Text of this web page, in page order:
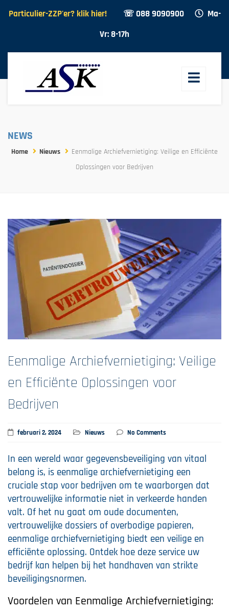
Particulier-ZZP'er? klik hier! ☏ 088 9090900
Ma-
Vr: 8-17h
NEWS
Home Nieuws
Eenmalige Archiefvernietiging: Veilige en Efficiënte
Oplossingen voor Bedrijven
Eenmalige Archiefvernietiging: Veilige
en Efficiënte Oplossingen voor
Bedrijven
februari 2, 2024 Nieuws No Comments
In een wereld waar gegevensbeveiliging van vitaal
belang is, is eenmalige archiefvernietiging een
cruciale stap voor bedrijven om te waarborgen dat
vertrouwelijke informatie niet in verkeerde handen
valt. Of het nu gaat om oude documenten,
vertrouwelijke dossiers of overbodige papieren,
eenmalige archiefvernietiging biedt een veilige en
efficiënte oplossing. Ontdek hoe deze service uw
bedrijf kan helpen bij het handhaven van strikte
beveiligingsnormen.
Voordelen van Eenmalige Archiefvernietiging: